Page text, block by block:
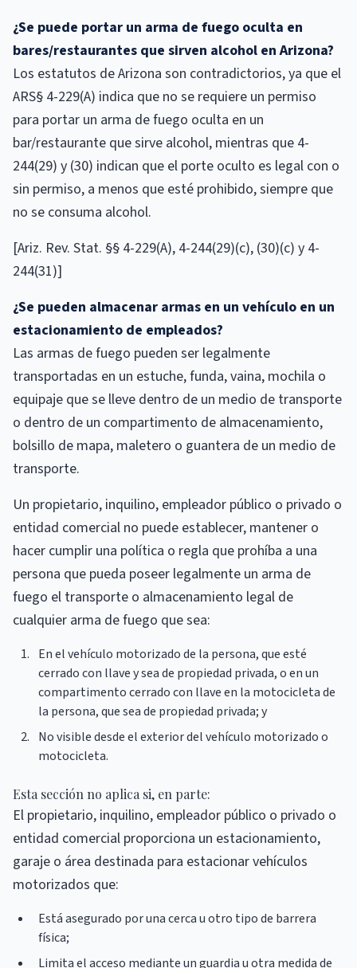
¿Se puede portar un arma de fuego oculta en
bares/restaurantes que sirven alcohol en Arizona?
Los estatutos de Arizona son contradictorios, ya que el
ARS§ 4-229(A) indica que no se requiere un permiso
para portar un arma de fuego oculta en un
bar/restaurante que sirve alcohol, mientras que 4-
244(29) y (30) indican que el porte oculto es legal con o
sin permiso, a menos que esté prohibido, siempre que
no se consuma alcohol.
[Ariz. Rev. Stat. §§ 4-229(A), 4-244(29)(c), (30)(c) y 4-
244(31)]
¿Se pueden almacenar armas en un vehículo en un
estacionamiento de empleados?
Las armas de fuego pueden ser legalmente
transportadas en un estuche, funda, vaina, mochila o
equipaje que se lleve dentro de un medio de transporte
o dentro de un compartimento de almacenamiento,
bolsillo de mapa, maletero o guantera de un medio de
transporte.
Un propietario, inquilino, empleador público o privado o
entidad comercial no puede establecer, mantener o
hacer cumplir una política o regla que prohíba a una
persona que pueda poseer legalmente un arma de
fuego el transporte o almacenamiento legal de
cualquier arma de fuego que sea:
En el vehículo motorizado de la persona, que esté
cerrado con llave y sea de propiedad privada, o en un
compartimento cerrado con llave en la motocicleta de
la persona, que sea de propiedad privada; y
No visible desde el exterior del vehículo motorizado o
motocicleta.
Esta sección no aplica si, en parte:
El propietario, inquilino, empleador público o privado o
entidad comercial proporciona un estacionamiento,
garaje o área destinada para estacionar vehículos
motorizados que:
Está asegurado por una cerca u otro tipo de barrera
física;
Limita el acceso mediante un guardia u otra medida de